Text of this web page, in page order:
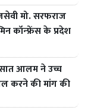
मो. सरफराज
कॉन्फ्रेंस के प्रदेश
आलम ने उच्च
करने की मांग की